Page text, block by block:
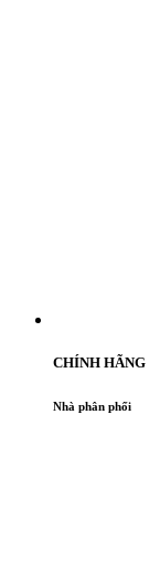
CHÍNH HÃNG
Nhà phân phối